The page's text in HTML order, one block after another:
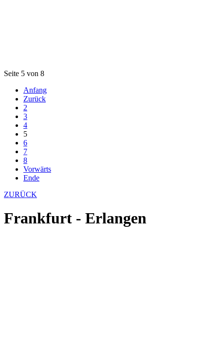
Seite 5 von 8
Anfang
Zurück
2
3
4
5
6
7
8
Vorwärts
Ende
ZURÜCK
Frankfurt - Erlangen